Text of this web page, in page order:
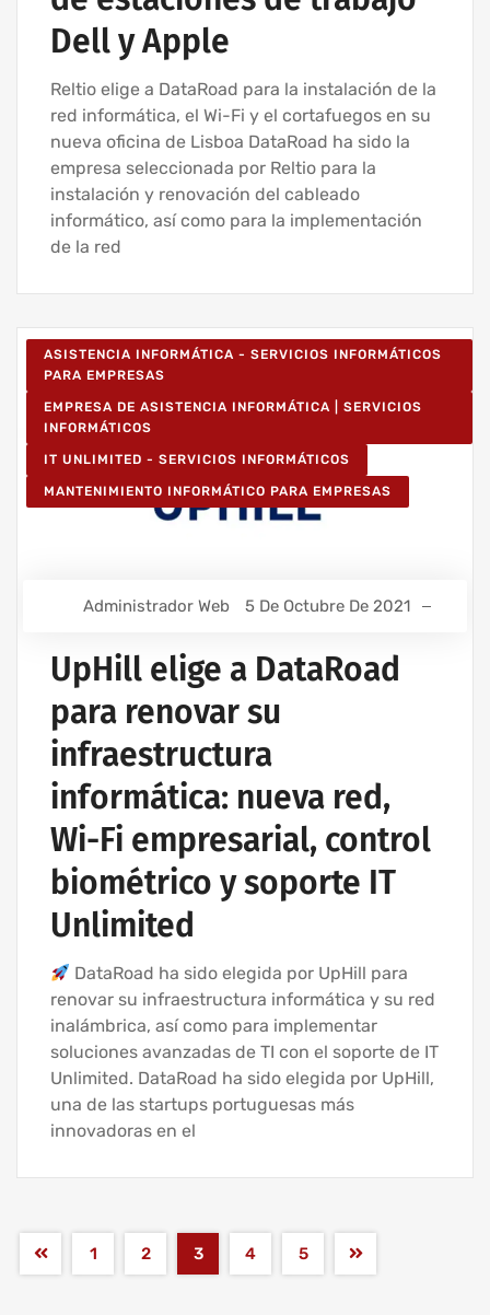
Dell y Apple
Reltio elige a DataRoad para la instalación de la
red informática, el Wi-Fi y el cortafuegos en su
nueva oficina de Lisboa DataRoad ha sido la
empresa seleccionada por Reltio para la
instalación y renovación del cableado
informático, así como para la implementación
de la red
ASISTENCIA INFORMÁTICA - SERVICIOS INFORMÁTICOS
PARA EMPRESAS
EMPRESA DE ASISTENCIA INFORMÁTICA | SERVICIOS
INFORMÁTICOS
IT UNLIMITED - SERVICIOS INFORMÁTICOS
MANTENIMIENTO INFORMÁTICO PARA EMPRESAS
Administrador Web 5 De Octubre De 2021
UpHill elige a DataRoad
para renovar su
infraestructura
informática: nueva red,
Wi-Fi empresarial, control
biométrico y soporte IT
Unlimited
DataRoad ha sido elegida por UpHill para
renovar su infraestructura informática y su red
inalámbrica, así como para implementar
soluciones avanzadas de TI con el soporte de IT
Unlimited. DataRoad ha sido elegida por UpHill,
una de las startups portuguesas más
innovadoras en el
1 2 3 4 5